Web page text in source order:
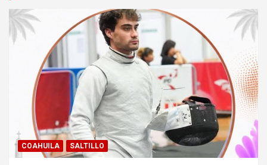
COAHUILA SALTILLO